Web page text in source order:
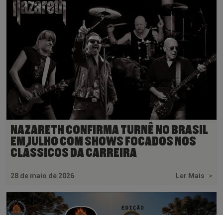
NAZARETH CONFIRMA TURNÊ NO BRASIL
EM JULHO COM SHOWS FOCADOS NOS
CLÁSSICOS DA CARREIRA
28 de maio de 2026 Ler Mais >